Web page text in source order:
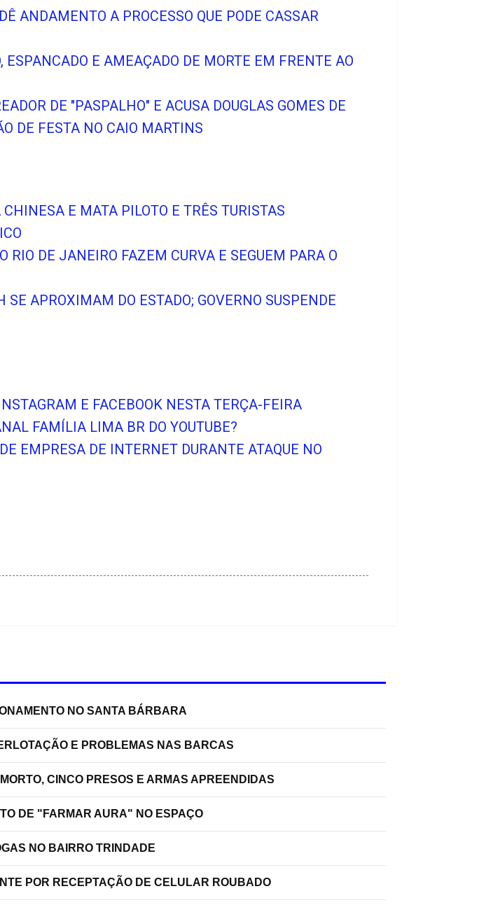
ANDAMENTO A PROCESSO QUE PODE CASSAR
ESPANCADO E AMEAÇADO DE MORTE EM FRENTE AO
DE "PASPALHO" E ACUSA DOUGLAS GOMES DE
DE FESTA NO CAIO MARTINS
E MATA PILOTO E TRÊS TURISTAS
RIO DE JANEIRO FAZEM CURVA E SEGUEM PARA O
APROXIMAM DO ESTADO; GOVERNO SUSPENDE
E FACEBOOK NESTA TERÇA-FEIRA
FAMÍLIA LIMA BR DO YOUTUBE?
EMPRESA DE INTERNET DURANTE ATAQUE NO
NO SANTA BÁRBARA
E PROBLEMAS NAS BARCAS
CINCO PRESOS E ARMAS APREENDIDAS
DE "FARMAR AURA" NO ESPAÇO
NO BAIRRO TRINDADE
POR RECEPTAÇÃO DE CELULAR ROUBADO